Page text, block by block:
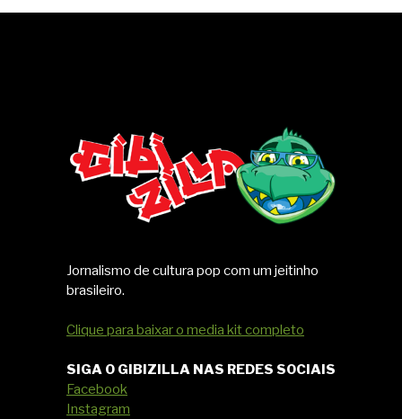
Jornalismo de cultura pop com um jeitinho
brasileiro.
Clique para baixar o media kit completo
SIGA O GIBIZILLA NAS REDES SOCIAIS
Facebook
Instagram